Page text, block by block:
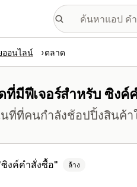
ออนไลน์ ตลาด
มีฟีเจอร์สำหรับ ซิงค์
ที่ที่คนกำลังช้อปปิ้งสินค้า
ซิงค์คำสั่งซื้อ ล้าง